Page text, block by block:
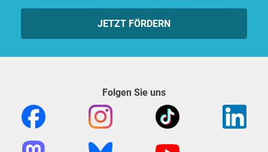
JETZT FÖRDERN
Folgen Sie uns